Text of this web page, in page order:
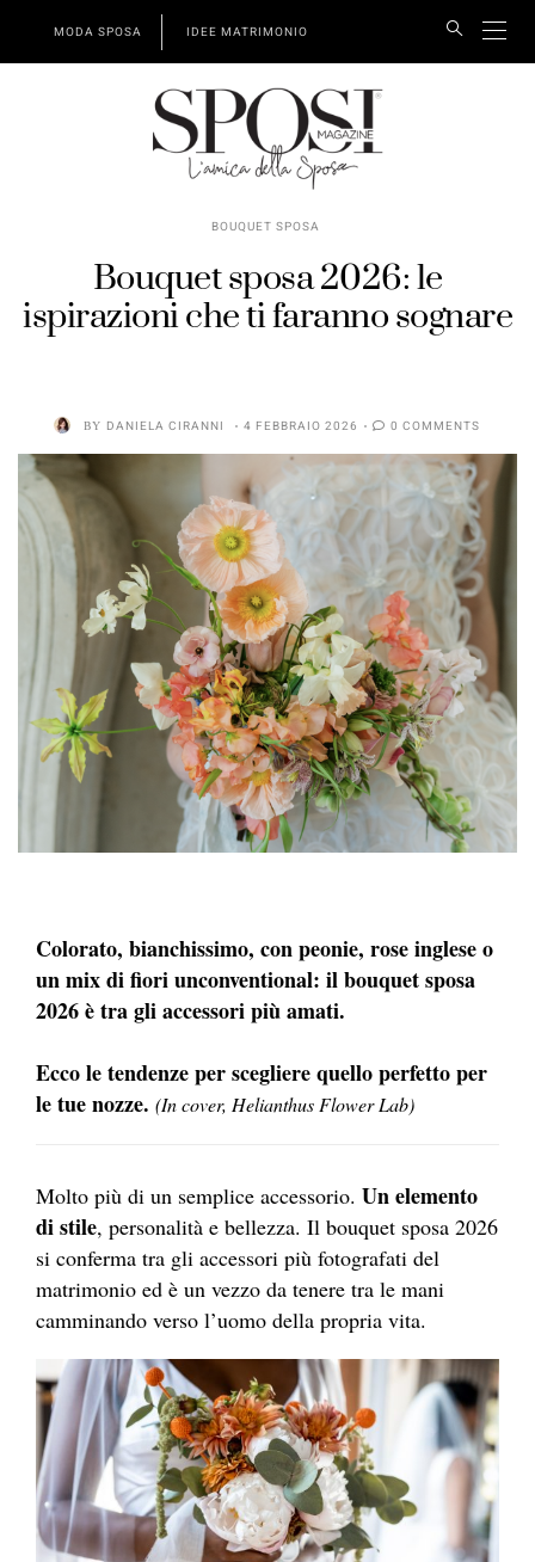
MODA SPOSA IDEE MATRIMONIO
BOUQUET SPOSA
Bouquet sposa 2026: le
ispirazioni che ti faranno sognare
BY DANIELA CIRANNI 4 FEBBRAIO 2026 0 COMMENTS
Colorato, bianchissimo, con peonie, rose inglese o
un mix di fiori unconventional: il bouquet sposa
2026 è tra gli accessori più amati.
Ecco le tendenze per scegliere quello perfetto per
le tue nozze. (In cover, Helianthus Flower Lab)
Molto più di un semplice accessorio. Un elemento
di stile, personalità e bellezza. Il bouquet sposa 2026
si conferma tra gli accessori più fotografati del
matrimonio ed è un vezzo da tenere tra le mani
camminando verso l’uomo della propria vita.